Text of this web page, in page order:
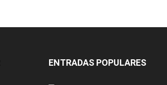
ENTRADAS POPULARES